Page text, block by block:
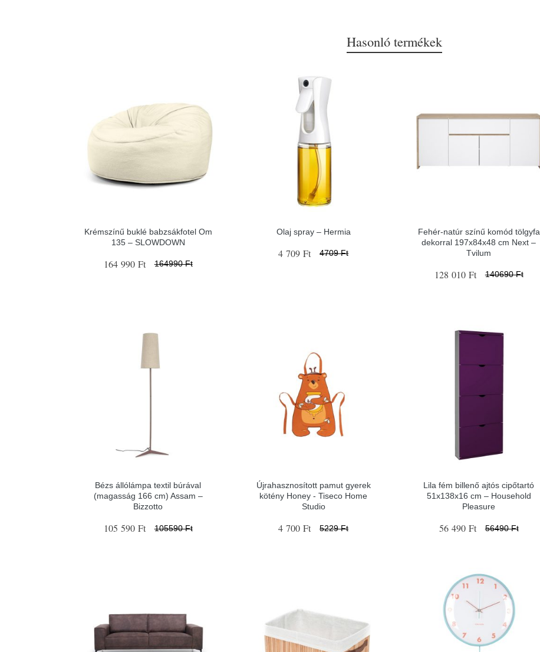
Hasonló termékek
Krémszínű buklé babzsákfotel Om
135 – SLOWDOWN
164 990 Ft 164990 Ft
Olaj spray – Hermia
4 709 Ft 4709 Ft
Fehér-natúr színű komód tölgyfa
dekorral 197x84x48 cm Next –
Tvilum
128 010 Ft 140690 Ft
Bézs állólámpa textil búrával
(magasság 166 cm) Assam –
Bizzotto
105 590 Ft 105590 Ft
Újrahasznosított pamut gyerek
kötény Honey - Tiseco Home
Studio
4 700 Ft 5229 Ft
Lila fém billenő ajtós cipőtartó
51x138x16 cm – Household
Pleasure
56 490 Ft 56490 Ft